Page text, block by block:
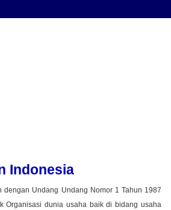
Indonesia
dengan Undang Undang Nomor 1 Tahun 1987
Organisasi dunia usaha baik di bidang usaha